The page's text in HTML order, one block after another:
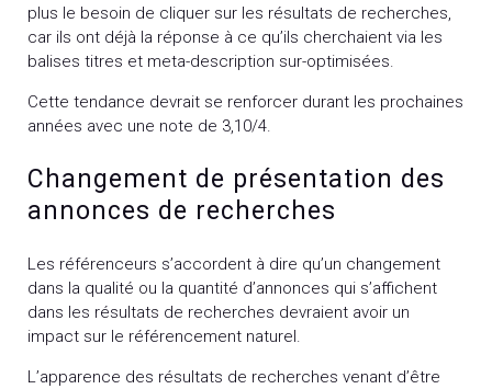
plus le besoin de cliquer sur les résultats de recherches,
car ils ont déjà la réponse à ce qu’ils cherchaient via les
balises titres et meta-description sur-optimisées.
Cette tendance devrait se renforcer durant les prochaines
années avec une note de 3,10/4.
Changement de présentation des
annonces de recherches
Les référenceurs s’accordent à dire qu’un changement
dans la qualité ou la quantité d’annonces qui s’affichent
dans les résultats de recherches devraient avoir un
impact sur le référencement naturel.
L’apparence des résultats de recherches venant d’être